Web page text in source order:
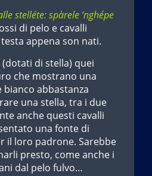
stelléte: spàrele ‘nghépe
di pelo e cavalli
appena son nati.
(dotati di stella) quei
che mostrano una
bianco abbastanza
una stella, tra i due
anche questi cavalli
una fonte di
il loro padrone. Sarebbe
presto, come anche i
dal pelo fulvo…